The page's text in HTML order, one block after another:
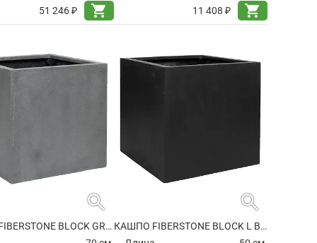
51 246 ₽
shopping_cart
11 408 ₽
shopping_cart
search
КАШПО FIBERSTONE BLOCK GREY XXL
search
КАШПО FIBERSTONE BLOCK L BLACK